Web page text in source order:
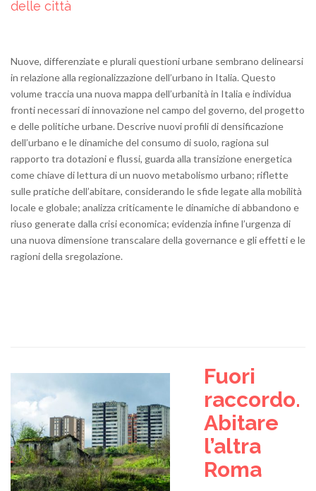
delle città
Nuove, differenziate e plurali questioni urbane sembrano delinearsi
in relazione alla regionalizzazione dell’urbano in Italia. Questo
volume traccia una nuova mappa dell’urbanità in Italia e individua
fronti necessari di innovazione nel campo del governo, del progetto
e delle politiche urbane. Descrive nuovi profili di densificazione
dell’urbano e le dinamiche del consumo di suolo, ragiona sul
rapporto tra dotazioni e flussi, guarda alla transizione energetica
come chiave di lettura di un nuovo metabolismo urbano; riflette
sulle pratiche dell’abitare, considerando le sfide legate alla mobilità
locale e globale; analizza criticamente le dinamiche di abbandono e
riuso generate dalla crisi economica; evidenzia infine l’urgenza di
una nuova dimensione transcalare della governance e gli effetti e le
ragioni della sregolazione.
Fuori
raccordo.
Abitare
l’altra
Roma